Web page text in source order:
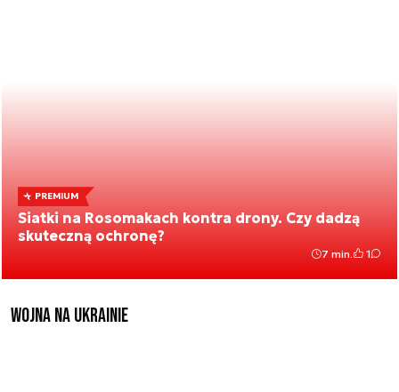
PREMIUM
Siatki na Rosomakach kontra drony. Czy dadzą
skuteczną ochronę?
7 min. 1
Wojna na Ukrainie